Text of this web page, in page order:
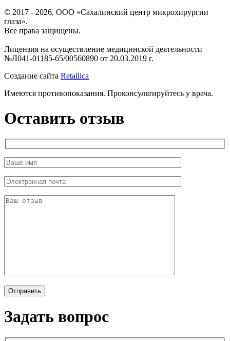
© 2017 - 2026, ООО «Сахалинский центр микрохирургии
глаза».
Все права защищены.
Лицензия на осуществление медицинской деятельности
№Л041-01185-65/00560890 от 20.03.2019 г.
Создание сайта Retailica
Имеются противопоказания. Проконсультируйтесь у врача.
Оставить отзыв
Задать вопрос